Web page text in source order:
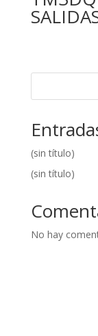
(sin título)
(sin título)
No hay